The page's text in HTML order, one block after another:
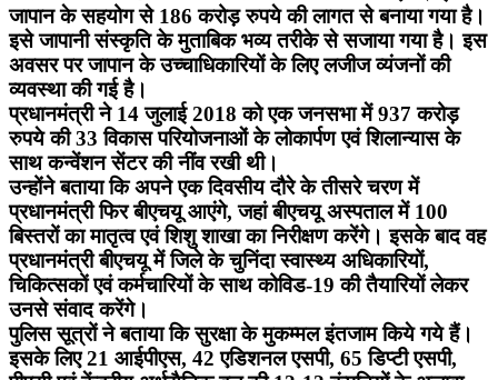
जापान के सहयोग से 186 करोड़ रुपये की लागत से बनाया गया है।
इसे जापानी संस्कृति के मुताबिक भव्य तरीके से सजाया गया है। इस
अवसर पर जापान के उच्चाधिकारियों के लिए लजीज व्यंजनों की
व्यवस्था की गई है।
प्रधानमंत्री ने 14 जुलाई 2018 को एक जनसभा में 937 करोड़
रुपये की 33 विकास परियोजनाओं के लोकार्पण एवं शिलान्यास के
साथ कन्वेंशन सेंटर की नींव रखी थी।
उन्होंने बताया कि अपने एक दिवसीय दौरे के तीसरे चरण में
प्रधानमंत्री फिर बीएचयू आएंगे, जहां बीएचयू अस्पताल में 100
बिस्तरों का मातृत्व एवं शिशु शाखा का निरीक्षण करेंगे। इसके बाद वह
प्रधानमंत्री बीएचयू में जिले के चुनिंदा स्वास्थ्य अधिकारियों,
चिकित्सकों एवं कर्मचारियों के साथ कोविड-19 की तैयारियों लेकर
उनसे संवाद करेंगे।
पुलिस सूत्रों ने बताया कि सुरक्षा के मुकम्मल इंतजाम किये गये हैं।
इसके लिए 21 आईपीएस, 42 एडिशनल एसपी, 65 डिप्टी एसपी,